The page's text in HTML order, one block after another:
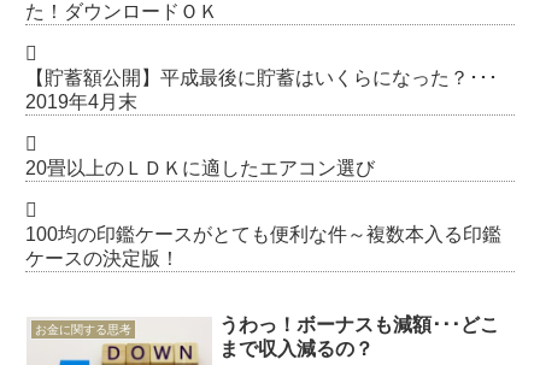
た！ダウンロードＯＫ
【貯蓄額公開】平成最後に貯蓄はいくらになった？･･･
2019年4月末
20畳以上のＬＤＫに適したエアコン選び
100均の印鑑ケースがとても便利な件～複数本入る印鑑
ケースの決定版！
お金に関する思考
うわっ！ボーナスも減額･･･どこ
まで収入減るの？